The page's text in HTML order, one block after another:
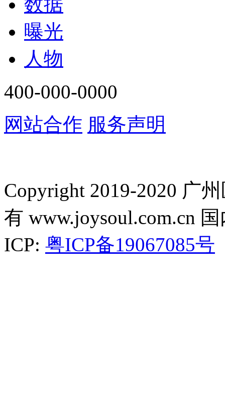
数据
曝光
人物
400-000-0000
网站合作 服务声明
Copyright 2019-2020 广
有 www.joysoul.com.cn
ICP: 粤ICP备19067085号